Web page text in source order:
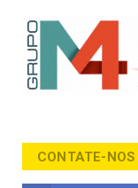
CONTATE-NOS